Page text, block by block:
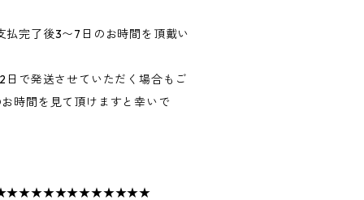
払完了後3〜7日のお時間を頂戴い
日で発送させていただく場合もご
時間を見て頂けますと幸いで